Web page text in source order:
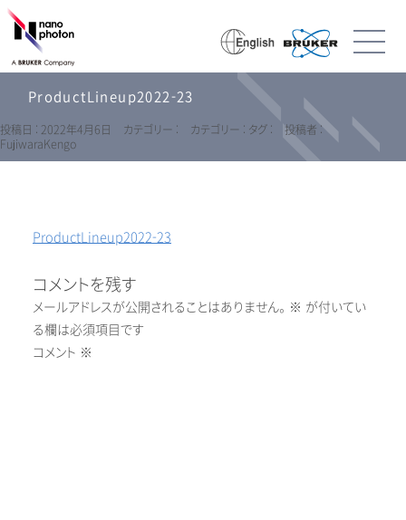
ProductLineup2022-23
投稿日 : 2022年4月6日 カテゴリー : カテゴリー : タグ :
投稿者 :
FujiwaraKengo
ProductLineup2022-23
コメントを残す
メールアドレスが公開されることはありません。 ※ が付いてい
る欄は必須項目です
コメント ※